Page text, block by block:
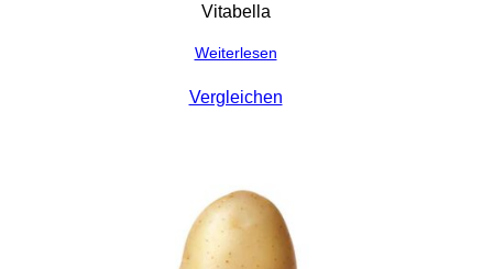
Vitabella
Weiterlesen
Vergleichen